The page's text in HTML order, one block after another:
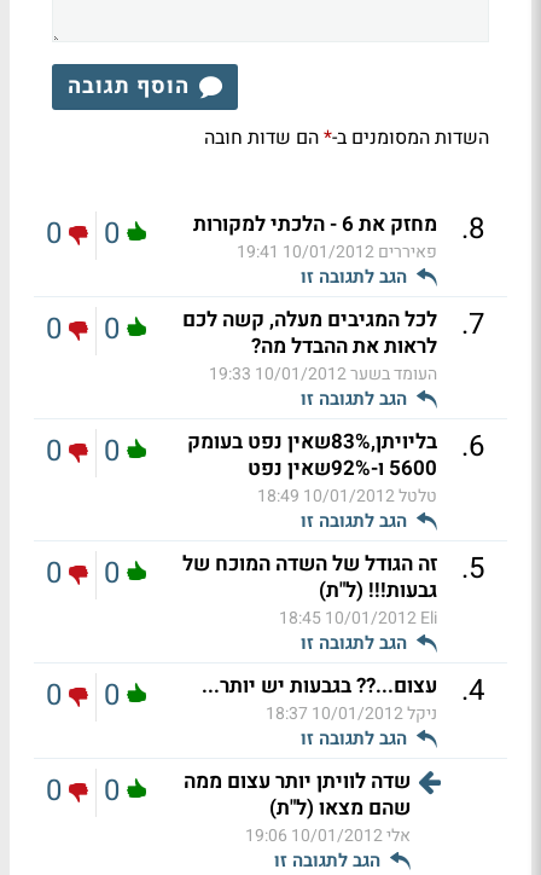
הוסף תגובה
השדות המסומנים ב-*הם שדות חובה
8
. מחזק את 6 - הלכתי למקורות
פאיררים10/01/2012 19:41
הגב לתגובה זו
0
0
7
.
לכל המגיבים מעלה, קשה לכם
לראות את ההבדל מה?
העומד בשער10/01/2012 19:33
הגב לתגובה זו
0
0
6
.
בליויתן,83%שאין נפט בעומק
5600 ו-92%שאין נפט
טלטל10/01/2012 18:49
הגב לתגובה זו
0
0
5
.
זה הגודל של השדה המוכח של
גבעות!!! (ל"ת)
Eli
10/01/2012 18:45
הגב לתגובה זו
0
0
4
. עצום...?? בגבעות יש יותר...
ניקל10/01/2012 18:37
הגב לתגובה זו
0
0
שדה לוויתן יותר עצום ממה
שהם מצאו (ל"ת)
אלי10/01/2012 19:06
הגב לתגובה זו
0
0